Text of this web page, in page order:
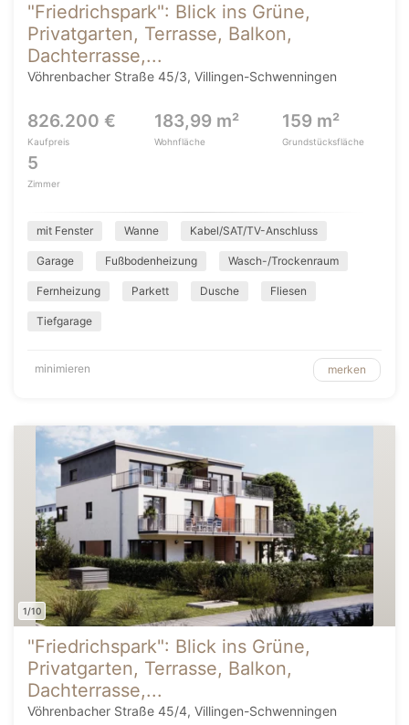
"Friedrichspark": Blick ins Grüne,
Privatgarten, Terrasse, Balkon,
Dachterrasse,...
Vöhrenbacher Straße 45/3, Villingen-Schwenningen
826.200 €
Kaufpreis
183,99 m²
Wohnfläche
159 m²
Grundstücksfläche
5
Zimmer
mit Fenster Wanne Kabel/SAT/TV-Anschluss
Garage Fußbodenheizung Wasch-/Trockenraum
Fernheizung Parkett Dusche Fliesen
Tiefgarage
minimieren merken
1/10
"Friedrichspark": Blick ins Grüne,
Privatgarten, Terrasse, Balkon,
Dachterrasse,...
Vöhrenbacher Straße 45/4, Villingen-Schwenningen